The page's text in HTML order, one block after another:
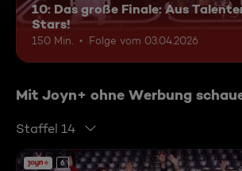
10: Das große Finale: Aus
Stars!
150 Min. Folge vom 03.04.2026
Mit Joyn+ ohne Werbung
Staffel 14
6